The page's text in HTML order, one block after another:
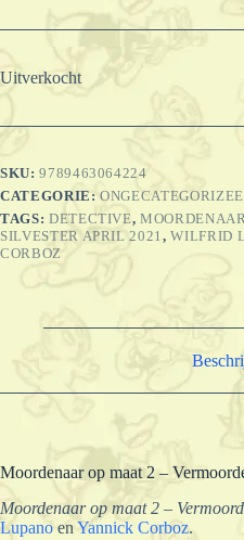
Uitverkocht
SKU:9789463064224
CATEGORIE:
TAGS: DETECTIVE,
SILVESTER APRIL 2021 ,WILFRID
CORBOZ
Moordenaar op maat 2 –
Moordenaar op maat 2 –
Lupano en Yannick Corboz.